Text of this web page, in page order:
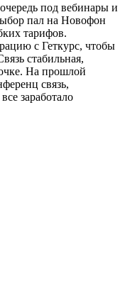
под вебинары и
пал на Новофон
тарифов.
с Геткурс, чтобы
стабильная,
На прошлой
связь,
заработало